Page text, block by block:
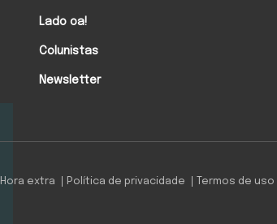
Lado oa!
Colunistas
Newsletter
Hora extra Política de privacidade Termos de uso